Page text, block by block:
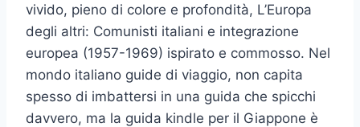
vivido, pieno di colore e profondità, L’Europa
degli altri: Comunisti italiani e integrazione
europea (1957-1969) ispirato e commosso. Nel
mondo italiano guide di viaggio, non capita
spesso di imbattersi in una guida che spicchi
davvero, ma la guida kindle per il Giappone è